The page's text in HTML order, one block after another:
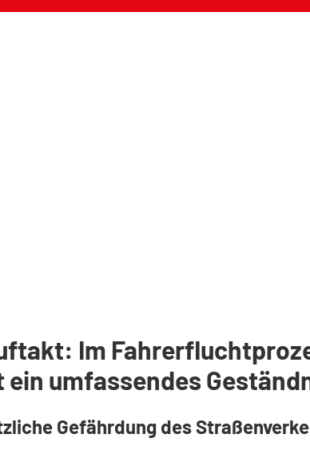
Im
umfassendes
Gefährdung des